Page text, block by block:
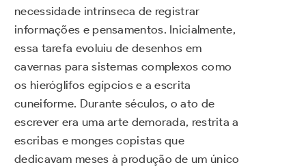
necessidade intrínseca de registrar
informações e pensamentos. Inicialmente,
essa tarefa evoluiu de desenhos em
cavernas para sistemas complexos como
os hieróglifos egípcios e a escrita
cuneiforme. Durante séculos, o ato de
escrever era uma arte demorada, restrita a
escribas e monges copistas que
dedicavam meses à produção de um único